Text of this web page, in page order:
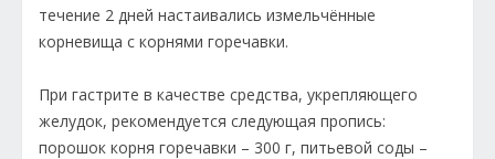
течение 2 дней настаивались измельчённые
корневища с корнями горечавки.
При гастрите в качестве сред­ства, укрепляющего
желудок, рекомендуется следующая пропись:
порошок корня горечавки – 300 г, питьевой соды –